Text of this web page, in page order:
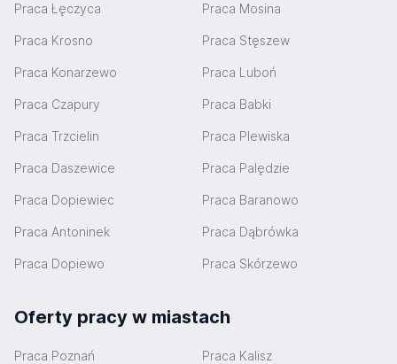
Praca Łęczyca Praca Mosina
Praca Krosno Praca Stęszew
Praca Konarzewo Praca Luboń
Praca Czapury Praca Babki
Praca Trzcielin Praca Plewiska
Praca Daszewice Praca Palędzie
Praca Dopiewiec Praca Baranowo
Praca Antoninek Praca Dąbrówka
Praca Dopiewo Praca Skórzewo
Oferty pracy w miastach
Praca Poznań Praca Kalisz